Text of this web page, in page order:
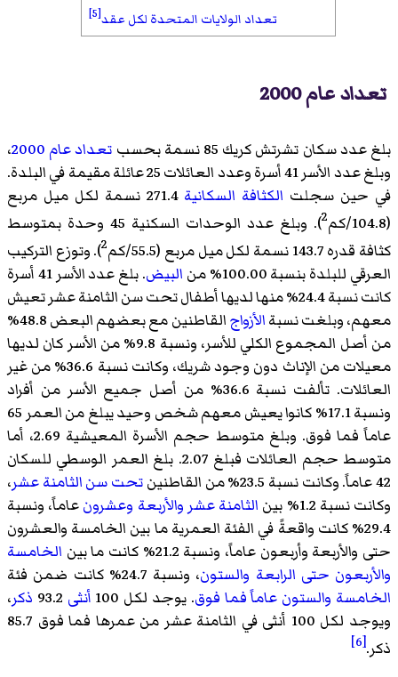
تعداد الولايات المتحدة لكل عقد[5]
تعداد عام 2000
بلغ عدد سكان تشرتش كريك 85 نسمة بحسب تعداد عام 2000
،
وبلغ عدد الأسر 41 أسرة وعدد العائلات 25 عائلة مقيمة في البلدة.
في حين سجلت الكثافة السكانية
271.4 نسمة لكل ميل مربع
(104.8/كم
2
). وبلغ عدد الوحدات السكنية 45 وحدة بمتوسط
كثافة قدره 143.7 نسمة لكل ميل مربع (55.5/كم
2). وتوزع التركيب
العرقي للبلدة بنسبة 100.00% من
البيض
. بلغ عدد الأسر 41 أسرة
كانت نسبة 24.4% منها لديها أطفال تحت سن الثامنة عشر تعيش
معهم، وبلغت نسبةالأزواج
القاطنين مع بعضهم البعض 48.8%
من أصل المجموع الكلي للأسر، ونسبة 9.8% من الأسر كان لديها
معيلات من الإناث دون وجود شريك، وكانت نسبة 36.6% من غير
العائلات. تألفت نسبة 36.6% من أصل جميع الأسر من أفراد
ونسبة 17.1% كانوا يعيش معهم شخص وحيد يبلغ من العمر 65
عاماً فما فوق. وبلغ متوسط حجم الأسرة المعيشية 2.69، أما
متوسط حجم العائلات فبلغ 2.07. بلغ العمر الوسطي للسكان
42 عاماً. وكانت نسبة 23.5% من القاطنين
تحت سن الثامنة عشر،
وكانت نسبة 1.2% بين
الثامنة عشر والأربعة وعشرونعاماً، ونسبة
29.4% كانت واقعةً في الفئة العمرية ما بين الخامسة والعشرون
حتى والأربعة وأربعون عاماً، ونسبة 21.2% كانت ما بين
الخامسة
والأربعون حتى الرابعة والستون، ونسبة 24.7% كانت ضمن فئة
الخامسة والستون عاماً فما فوق. يوجد لكل 100 أنثى ذكر،
ويوجد لكل 100 أنثى في الثامنة عشر من عمرها فما فوق 85.7
ذكر.[6]